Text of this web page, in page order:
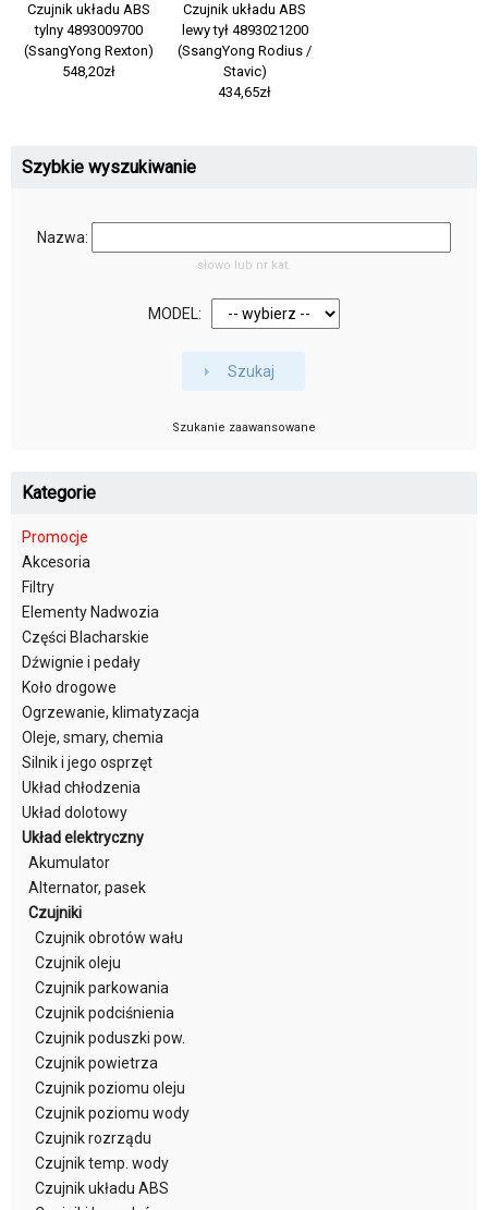
Czujnik układu ABS
tylny 4893009700
(SsangYong Rexton)
548,20zł
Czujnik układu ABS
lewy tył 4893021200
(SsangYong Rodius /
Stavic)
434,65zł
Szybkie wyszukiwanie
Nazwa:
słowo lub nr kat.
MODEL:
Szukaj
Szukanie zaawansowane
Kategorie
Promocje
Akcesoria
Filtry
Elementy Nadwozia
Części Blacharskie
Dźwignie i pedały
Koło drogowe
Ogrzewanie, klimatyzacja
Oleje, smary, chemia
Silnik i jego osprzęt
Układ chłodzenia
Układ dolotowy
Układ elektryczny
Akumulator
Alternator, pasek
Czujniki
Czujnik obrotów wału
Czujnik oleju
Czujnik parkowania
Czujnik podciśnienia
Czujnik poduszki pow.
Czujnik powietrza
Czujnik poziomu oleju
Czujnik poziomu wody
Czujnik rozrządu
Czujnik temp. wody
Czujnik układu ABS